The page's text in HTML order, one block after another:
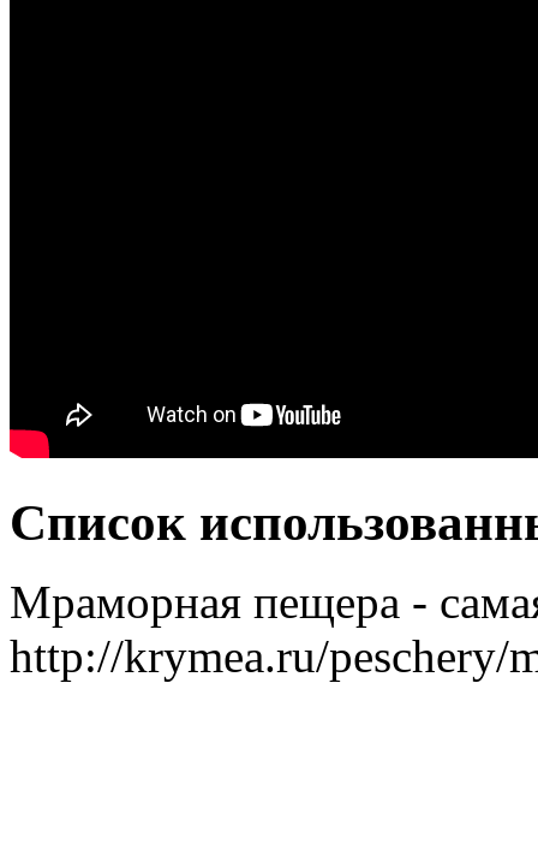
Список
Мраморная пещера -
http://krymea.ru/peschery/